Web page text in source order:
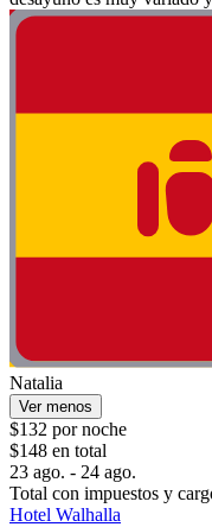
Natalia
Ver menos
$132 por noche
$148 en total
23 ago. - 24 ago.
Total con impuestos y
Hotel Walhalla